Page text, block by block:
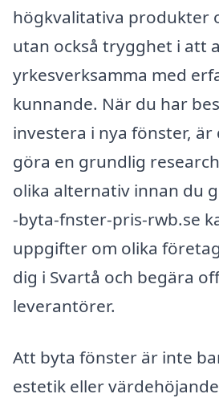
högkvalitativa produkter
utan också trygghet i att
yrkesverksamma med
kunnande. När du har
investera i nya fönster,
göra en grundlig
olika alternativ innan du
-byta-fnster-pris-rwb.se
uppgifter om olika
dig i Svartå och begära
leverantörer.
Att byta fönster är inte
estetik eller